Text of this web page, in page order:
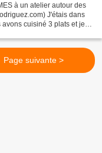
à un atelier autour des
J'étais dans
cuisiné 3 plats et je
Page suivante >